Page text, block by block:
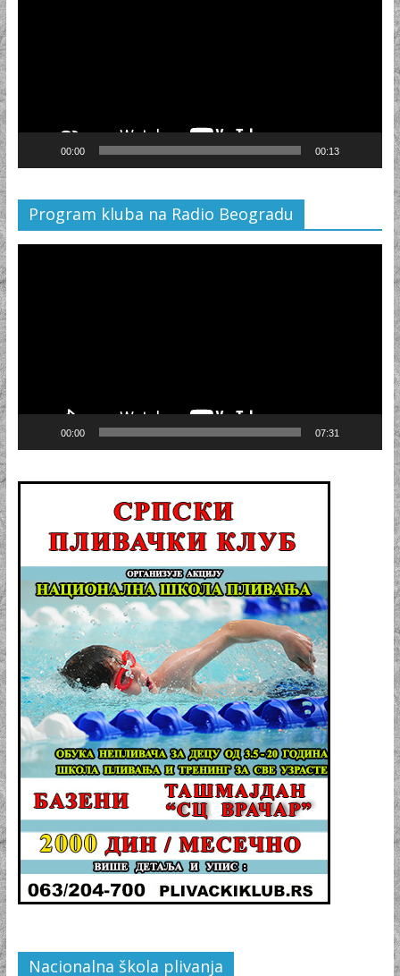
00:00 00:13
Program kluba na Radio Beogradu
00:00 07:31
Nacionalna škola plivanja